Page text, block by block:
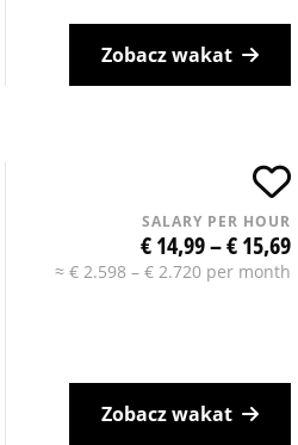
Zobacz wakat
SALARY PER HOUR
€ 14,99 – € 15,69
≈ € 2.598 – € 2.720 per month
Zobacz wakat